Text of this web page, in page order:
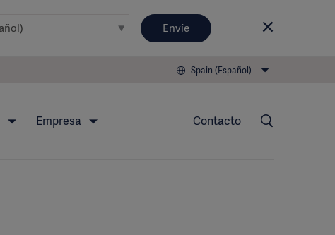
Envíe
Spain (Español)
Empresa Contacto